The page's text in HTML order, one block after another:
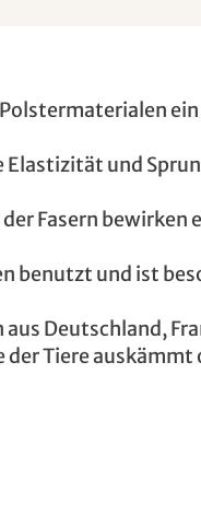
ein
Elastizität und
Fasern bewirken
benutzt und ist
Deutschland,
der Tiere